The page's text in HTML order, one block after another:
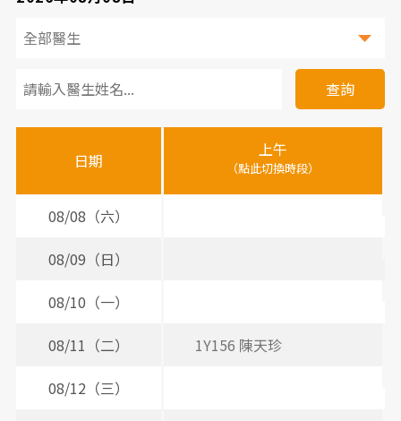
診
醫
時
查詢
日期
上午
（點此切換時段）
08/08（六）
08/09（日）
08/10（一）
08/11（二）
1Y156 陳天珍
08/12（三）